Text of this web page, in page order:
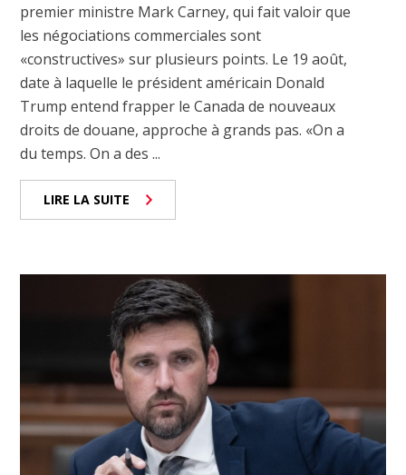
premier ministre Mark Carney, qui fait valoir que
les négociations commerciales sont
«constructives» sur plusieurs points. Le 19 août,
date à laquelle le président américain Donald
Trump entend frapper le Canada de nouveaux
droits de douane, approche à grands pas. «On a
du temps. On a des ...
LIRE LA SUITE